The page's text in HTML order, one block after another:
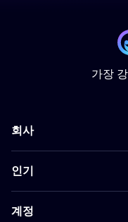
가장
회사
인기
계정